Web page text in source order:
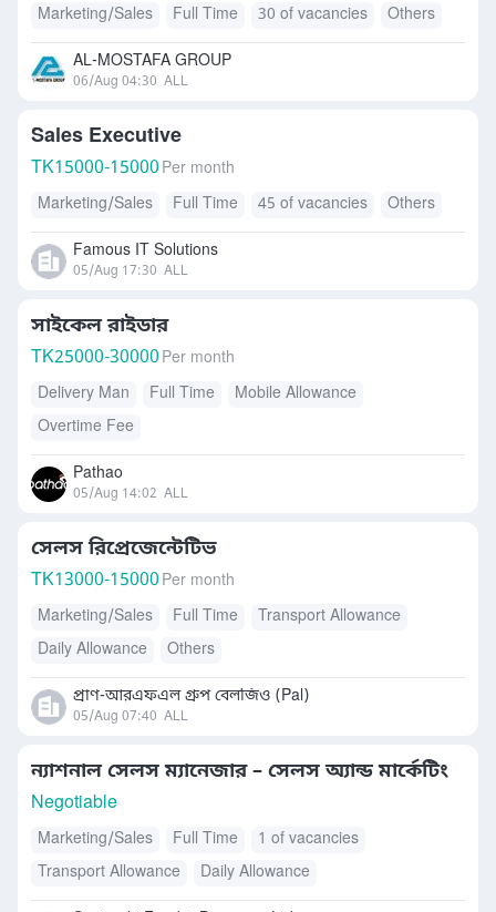
Marketing/Sales Full Time 30 of vacancies Others
AL-MOSTAFA GROUP
06/Aug 04:30 ALL
Sales Executive
TK15000-15000 Per month
Marketing/Sales
Full Time 45 of vacancies Others
Famous IT Solutions
05/Aug 17:30 ALL
সাইকেল রাইডার
TK25000-30000 Per month
Delivery Man
Full Time
Mobile Allowance
Overtime Fee
Pathao
05/Aug 14:02 ALL
সেলস রিপ্রেজেন্টেটিভ
TK13000-15000 Per month
Marketing/Sales
Full Time
Transport Allowance
Daily Allowance
Others
প্রাণ-আরএফএল গ্রুপ বেলজিও (Pal)
05/Aug 07:40 ALL
ন্যাশনাল সেলস ম্যানেজার – সেলস অ্যান্ড মার্কেটিং
Negotiable
Marketing/Sales Full Time
1 of vacancies
Transport Allowance
Daily Allowance